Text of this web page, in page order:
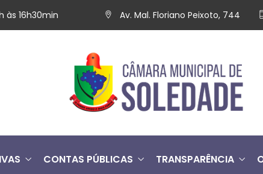
às 16h30min Av. Mal. Floriano Peixoto, 744
CONTAS PÚBLICAS TRANSPARÊNCIA